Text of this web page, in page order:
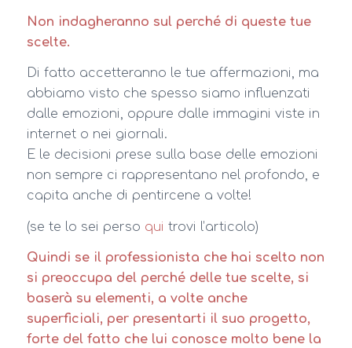
Non indagheranno sul perché di queste tue
scelte.
Di fatto accetteranno le tue affermazioni, ma
abbiamo visto che spesso siamo influenzati
dalle emozioni, oppure dalle immagini viste in
internet o nei giornali.
E le decisioni prese sulla base delle emozioni
non sempre ci rappresentano nel profondo, e
capita anche di pentircene a volte!
(se te lo sei perso qui trovi l’articolo)
Quindi se il professionista che hai scelto non
si preoccupa del perché delle tue scelte, si
baserà su elementi, a volte anche
superficiali, per presentarti il suo progetto,
forte del fatto che lui conosce molto bene la